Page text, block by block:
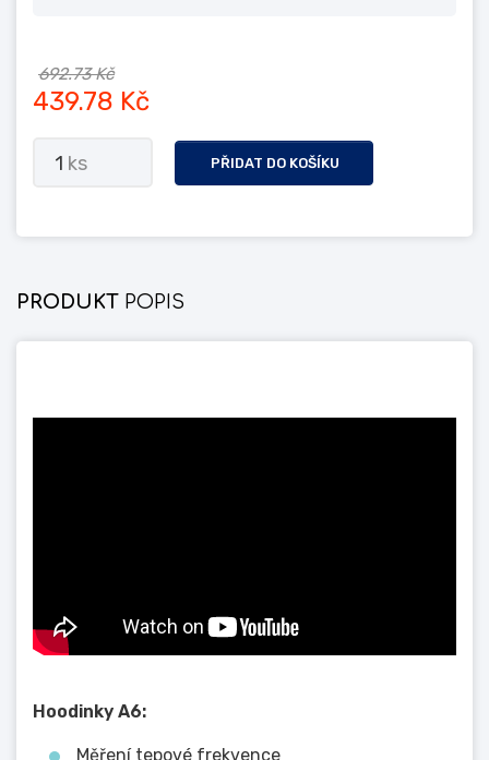
692.73 Kč
439.78 Kč
1 ks PŘIDAT DO KOŠÍKU
PRODUKT POPIS
Hoodinky A6:
Měření tepové frekvence